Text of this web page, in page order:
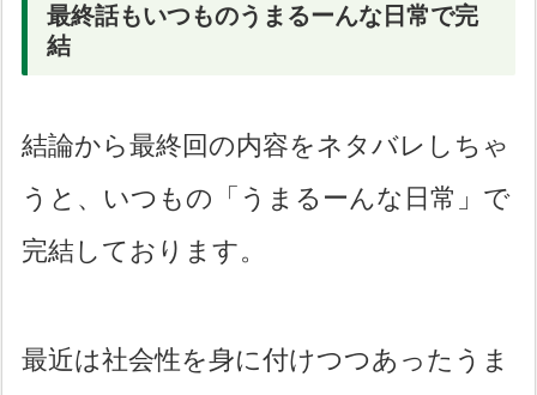
最終話もいつものうまるーんな日常で完
結
結論から最終回の内容をネタバレしちゃ
うと、いつもの「うまるーんな日常」で
完結しております。
最近は社会性を身に付けつつあったうま